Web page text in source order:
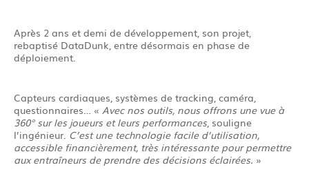
Après 2 ans et demi de développement, son projet,
rebaptisé DataDunk, entre désormais en phase de
déploiement.
Capteurs cardiaques, systèmes de tracking, caméra,
questionnaires… « Avec nos outils, nous offrons une vue à
360° sur les joueurs et leurs performances, souligne
l’ingénieur. C’est une technologie facile d’utilisation,
accessible financièrement, très intéressante pour permettre
aux entraîneurs de prendre des décisions éclairées. »